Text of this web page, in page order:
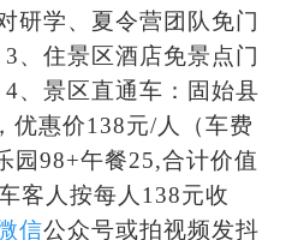
研学、夏令营团队免门
、住景区酒店免景点门
、景区直通车：固始县
优惠价138元/人（车费
园98+午餐25,合计价值
客人按每人138元收
信公众号或拍视频发抖